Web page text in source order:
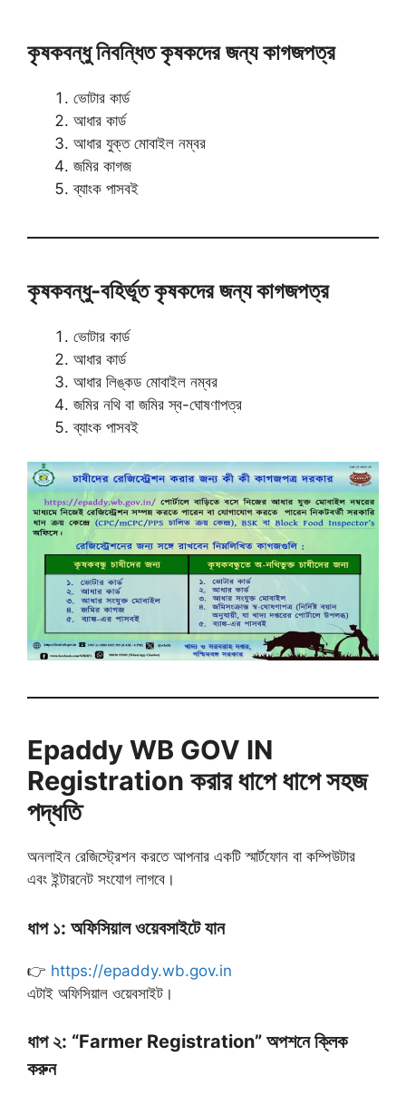
কৃষকবন্ধু নিবন্ধিত কৃষকদের জন্য কাগজপত্র
ভোটার কার্ড
আধার কার্ড
আধার যুক্ত মোবাইল নম্বর
জমির কাগজ
ব্যাংক পাসবই
কৃষকবন্ধু-বহির্ভূত কৃষকদের জন্য কাগজপত্র
ভোটার কার্ড
আধার কার্ড
আধার লিঙ্কড মোবাইল নম্বর
জমির নথি বা জমির স্ব-ঘোষণাপত্র
ব্যাংক পাসবই
Epaddy WB GOV IN
Registration করার ধাপে ধাপে সহজ
পদ্ধতি
অনলাইন রেজিস্ট্রেশন করতে আপনার একটি স্মার্টফোন বা কম্পিউটার
এবং ইন্টারনেট সংযোগ লাগবে।
ধাপ ১: অফিসিয়াল ওয়েবসাইটে যান
👉 https://epaddy.wb.gov.in
এটাই অফিসিয়াল ওয়েবসাইট।
ধাপ ২: “Farmer Registration” অপশনে ক্লিক
করুন